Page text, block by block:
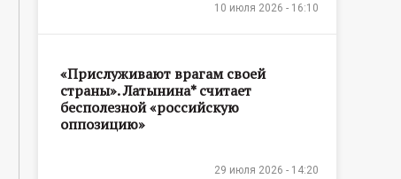
10 июля 2026 - 16:10
«Прислуживают врагам своей
страны». Латынина* считает
бесполезной «российскую
оппозицию»
29 июля 2026 - 14:20